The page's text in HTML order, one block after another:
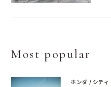
Most popular
ホンダ / シテ